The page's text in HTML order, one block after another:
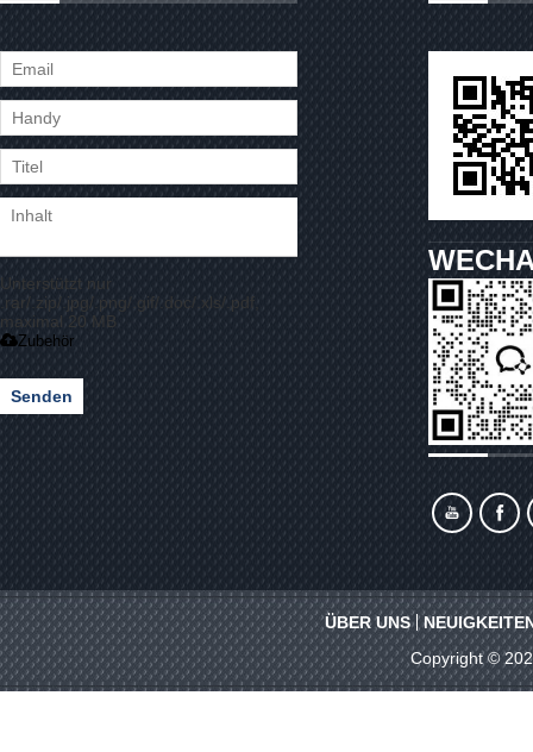
Unterstützt nur
.rar/.zip/.jpg/.png/.gif/.doc/.xls/.pdf,
maximal 20 MB
Zubehör
Senden
ÜBER UNS
Copyright ©